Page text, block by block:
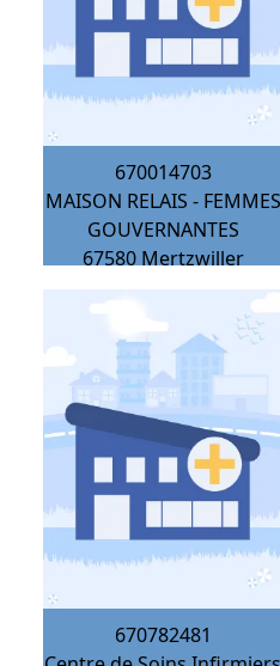
670014703
MAISON RELAIS - FEMMES
GOUVERNANTES
67580 Mertzwiller
670782481